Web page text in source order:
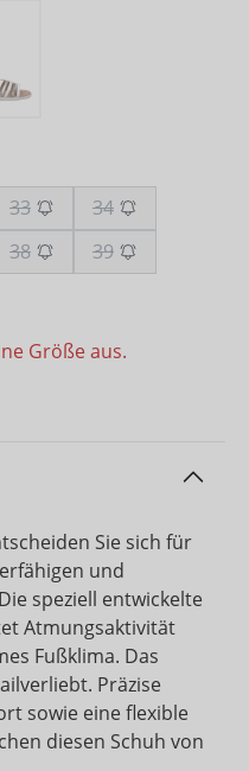
33
34
38
39
Größe aus.
Sie sich für
und
speziell entwickelte
Atmungsaktivität
Fußklima. Das
Präzise
sowie eine flexible
diesen Schuh von